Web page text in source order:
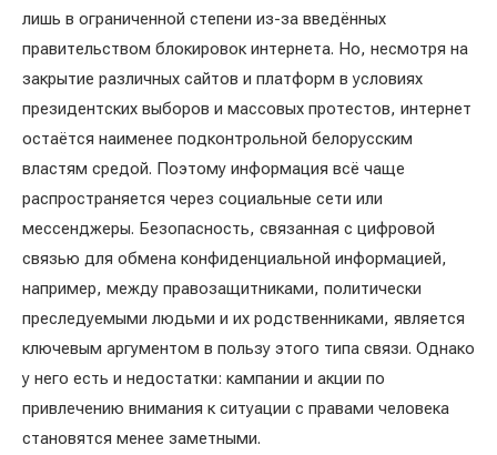
лишь в ограниченной степени из-за введённых
правительством блокировок интернета. Но, несмотря на
закрытие различных сайтов и платформ в условиях
президентских выборов и массовых протестов, интернет
остаётся наименее подконтрольной белорусским
властям средой. Поэтому информация всё чаще
распространяется через социальные сети или
мессенджеры. Безопасность, связанная с цифровой
связью для обмена конфиденциальной информацией,
например, между правозащитниками, политически
преследуемыми людьми и их родственниками, является
ключевым аргументом в пользу этого типа связи. Однако
у него есть и недостатки: кампании и акции по
привлечению внимания к ситуации с правами человека
становятся менее заметными.